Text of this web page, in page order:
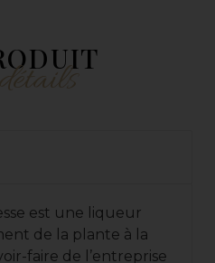
est une liqueur
de la plante à la
faire de l’entreprise